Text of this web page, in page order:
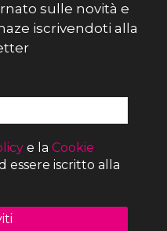
sulle novità e
iscrivendoti alla
e la Cookie
essere iscritto alla